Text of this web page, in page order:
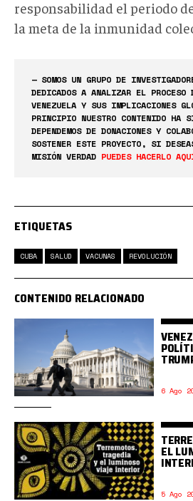
responsabilidad el periodo
la meta de la inmunidad
— SOMOS UN GRUPO DE
DEDICADOS A ANALIZAR EL PROCESO
VENEZUELA Y SUS IMPLICACIONES
PRINCIPIO NUESTRO CONTENIDO HA
DEPENDEMOS DE DONACIONES Y
SOSTENER ESTE PROYECTO, SI
MISIÓN VERDAD PUEDES HACERLO
ETIQUETAS
CUBA SALUD VACUNAS REVOLUCIÓN
CONTENIDO RELACIONADO
6 Ago
EL
5 Ago